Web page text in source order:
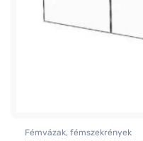
Fémvázak, fémszekrények